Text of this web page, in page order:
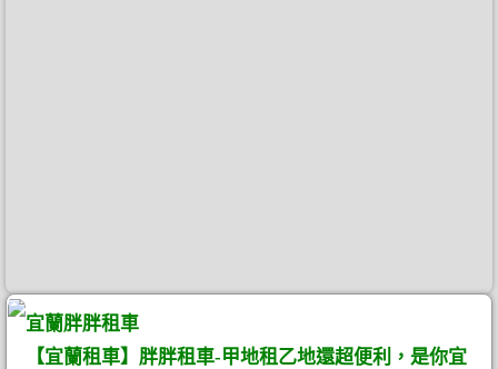
宜蘭胖胖租車
【宜蘭租車】胖胖租車-甲地租乙地還超便利，是你宜